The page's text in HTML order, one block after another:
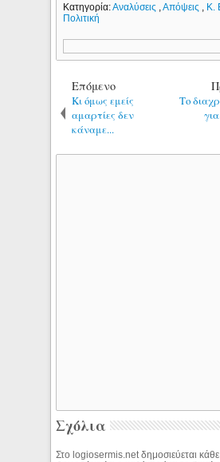
Κατηγορία:Αναλύσεις ,Απόψεις Κ.
Πολιτική
Επόμενο
Κι όμως εμείς
αμαρτίες δεν
κάναμε...
Το
Σχόλια
Στο logiosermis.net δημοσιεύεται κάθε